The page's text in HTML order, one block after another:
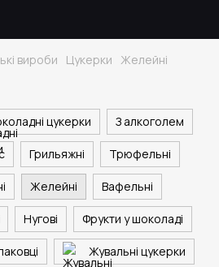
вироби Цукерки Желейні
цукерки З алкоголем
Грильяжні Трюфельні
Желейні Вафельні
Нугові Фрукти у шоколаді
Жувальні цукерки